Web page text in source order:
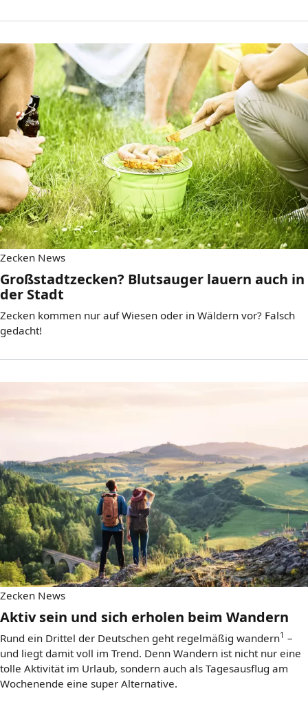
Zecken News
Großstadtzecken? Blutsauger lauern auch in
der Stadt
Zecken kommen nur auf Wiesen oder in Wäldern vor? Falsch
gedacht!
Zecken News
Aktiv sein und sich erholen beim Wandern
Rund ein Drittel der Deutschen geht regelmäßig wandern1 –
und liegt damit voll im Trend. Denn Wandern ist nicht nur eine
tolle Aktivität im Urlaub, sondern auch als Tagesausflug am
Wochenende eine super Alternative.